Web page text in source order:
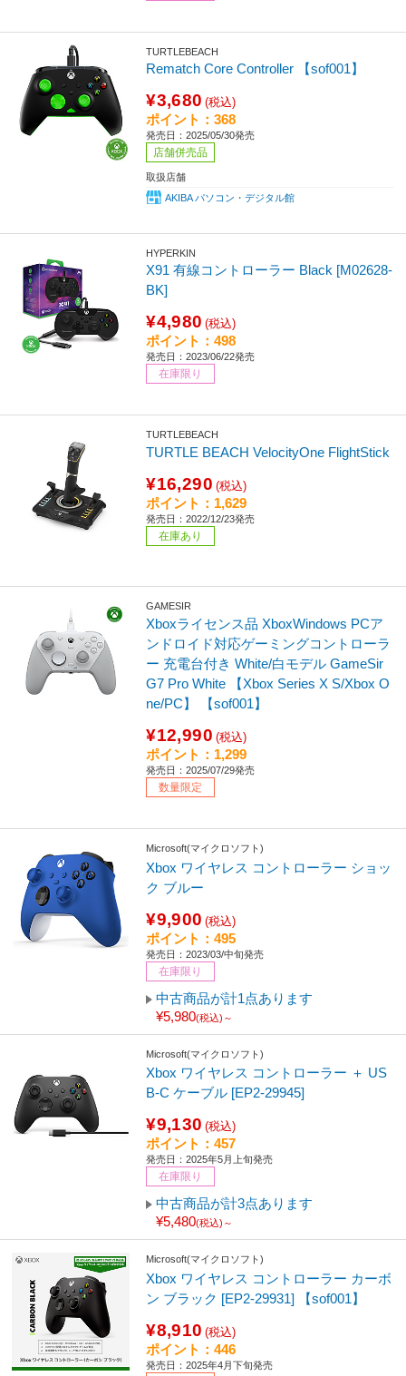
TURTLEBEACH
Rematch Core Controller 【sof001】
¥3,680 (税込)
ポイント：368
発売日：2025/05/30発売
店舗併売品
取扱店舗
AKIBA パソコン・デジタル館
HYPERKIN
X91 有線コントローラー Black [M02628-
BK]
¥4,980 (税込)
ポイント：498
発売日：2023/06/22発売
在庫限り
TURTLEBEACH
TURTLE BEACH VelocityOne FlightStick
¥16,290 (税込)
ポイント：1,629
発売日：2022/12/23発売
在庫あり
GAMESIR
Xboxライセンス品 XboxWindows PCア
ンドロイド対応ゲーミングコントローラ
ー 充電台付き White/白モデル GameSir
G7 Pro White 【Xbox Series X S/Xbox O
ne/PC】 【sof001】
¥12,990 (税込)
ポイント：1,299
発売日：2025/07/29発売
数量限定
Microsoft(マイクロソフト)
Xbox ワイヤレス コントローラー ショッ
ク ブルー
¥9,900 (税込)
ポイント：495
発売日：2023/03/中旬発売
在庫限り
中古商品が計1点あります
¥5,980(税込)～
Microsoft(マイクロソフト)
Xbox ワイヤレス コントローラー ＋ US
B-C ケーブル [EP2-29945]
¥9,130 (税込)
ポイント：457
発売日：2025年5月上旬発売
在庫限り
中古商品が計3点あります
¥5,480(税込)～
Microsoft(マイクロソフト)
Xbox ワイヤレス コントローラー カーボ
ン ブラック [EP2-29931] 【sof001】
¥8,910 (税込)
ポイント：446
発売日：2025年4月下旬発売